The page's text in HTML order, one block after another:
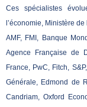
Ces spécialistes
l’économie, Ministère
AMF, FMI, Banque
Agence Française de
France, PwC, Fitch,
Générale, Edmond de
Candriam, Oxford